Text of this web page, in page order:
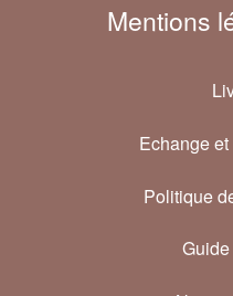
Mentions
Echange
Politique